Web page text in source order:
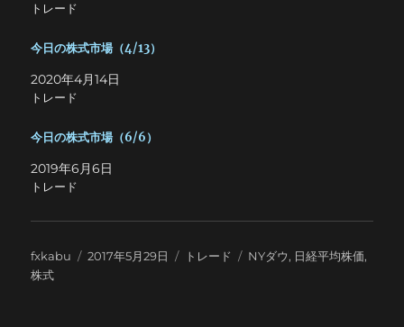
トレード
今日の株式市場（4/13）
2020年4月14日
トレード
今日の株式市場（6/6）
2019年6月6日
トレード
投
稿
fxkabu
投
2017年5月29日
カ
トレード
タ
NYダウ, 日経平均株価,
株式